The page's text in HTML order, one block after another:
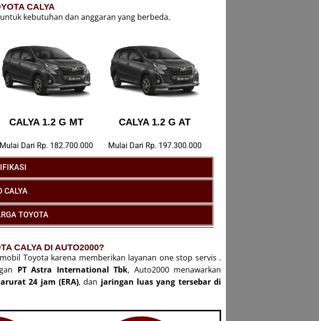
CALYA
kebutuhan dan anggaran yang berbeda.
CALYA 1.2 G MT
Mulai Dari Rp. 182.700.000
CALYA 1.2 G AT
Mulai Dari Rp. 197.300.000
CALYA
TOYOTA
CALYA DI AUTO2000?
Toyota karena memberikan layanan one stop servis .
PT Astra International Tbk, Auto2000 menawarkan
24 jam (ERA), dan jaringan luas yang tersebar di